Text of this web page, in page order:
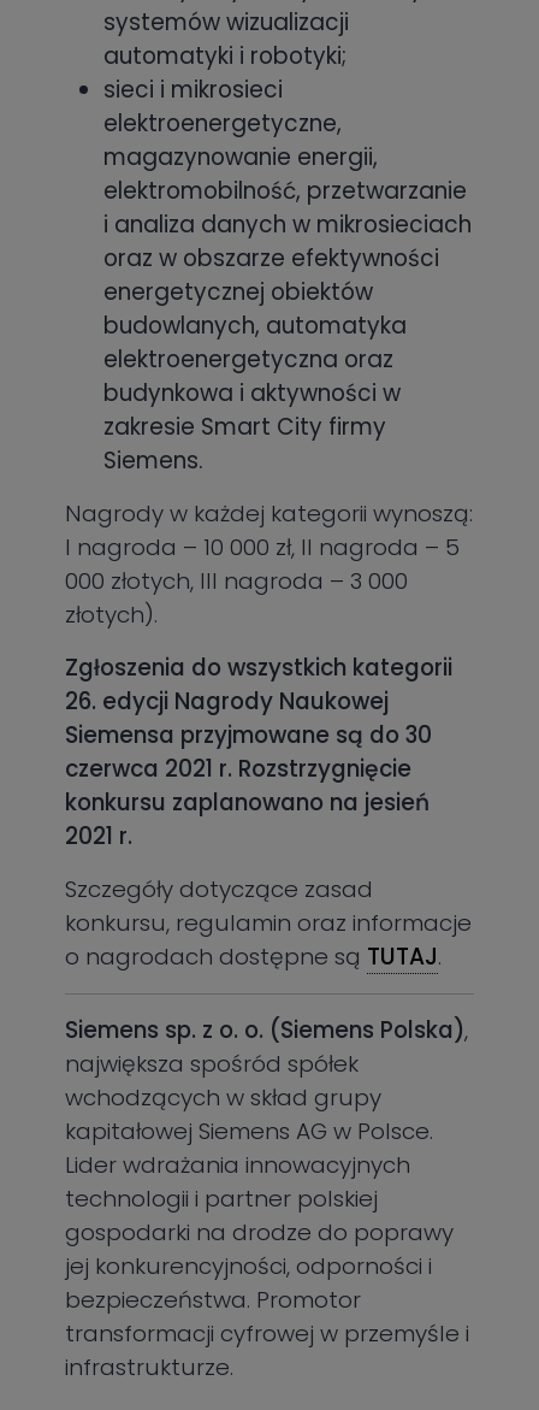
systemów wizualizacji
automatyki i robotyki;
sieci i mikrosieci
elektroenergetyczne,
magazynowanie energii,
elektromobilność, przetwarzanie
i analiza danych w mikrosieciach
oraz w obszarze efektywności
energetycznej obiektów
budowlanych, automatyka
elektroenergetyczna oraz
budynkowa i aktywności w
zakresie Smart City firmy
Siemens.
Nagrody w każdej kategorii wynoszą:
I nagroda – 10 000 zł, II nagroda – 5
000 złotych, III nagroda – 3 000
złotych).
Zgłoszenia do wszystkich kategorii
26. edycji Nagrody Naukowej
Siemensa przyjmowane są do 30
czerwca 2021 r. Rozstrzygnięcie
konkursu zaplanowano na jesień
2021 r.
Szczegóły dotyczące zasad
konkursu, regulamin oraz informacje
o nagrodach dostępne są TUTAJ.
Siemens sp. z o. o. (Siemens Polska),
największa spośród spółek
wchodzących w skład grupy
kapitałowej Siemens AG w Polsce.
Lider wdrażania innowacyjnych
technologii i partner polskiej
gospodarki na drodze do poprawy
jej konkurencyjności, odporności i
bezpieczeństwa. Promotor
transformacji cyfrowej w przemyśle i
infrastrukturze.